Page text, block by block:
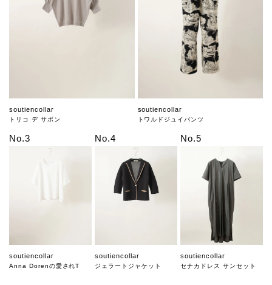
soutiencollar
トリコ デ サボン
soutiencollar
トワルドジュイパンツ
No.3
soutiencollar
Anna Dorenの愛されT
No.4
soutiencollar
ジェラートジャケット
No.5
soutiencollar
セナカドレス サンセット